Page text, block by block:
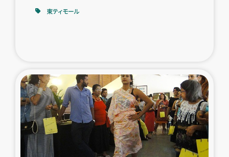
レバノンでのシリア難民・レバノン人への農業支援
石巻市街地在宅被災者支援
復興応援隊の活動
仮設住宅生活支援・農業復興支援
東ティモール